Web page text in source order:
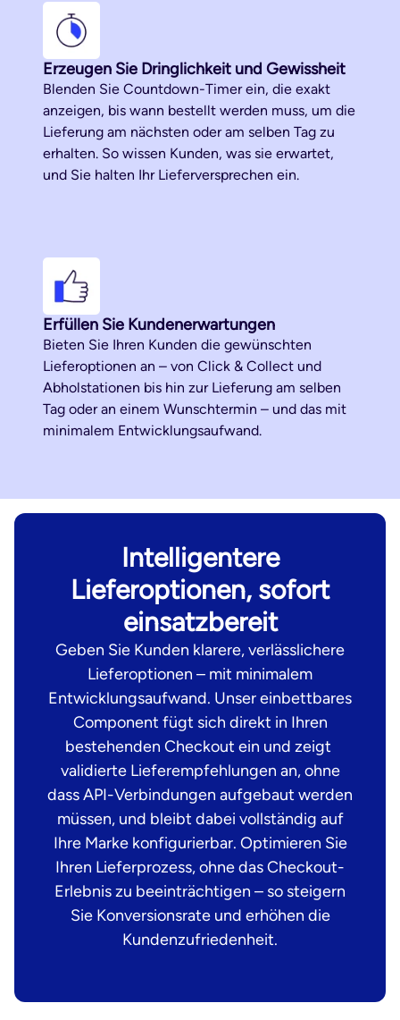
Erzeugen Sie Dringlichkeit und Gewissheit
Blenden Sie Countdown-Timer ein, die exakt
anzeigen, bis wann bestellt werden muss, um die
Lieferung am nächsten oder am selben Tag zu
erhalten. So wissen Kunden, was sie erwartet,
und Sie halten Ihr Lieferversprechen ein.
Erfüllen Sie Kundenerwartungen
Bieten Sie Ihren Kunden die gewünschten
Lieferoptionen an – von Click & Collect und
Abholstationen bis hin zur Lieferung am selben
Tag oder an einem Wunschtermin – und das mit
minimalem Entwicklungsaufwand.
Intelligentere
Lieferoptionen, sofort
einsatzbereit
Geben Sie Kunden klarere, verlässlichere
Lieferoptionen – mit minimalem
Entwicklungsaufwand. Unser einbettbares
Component fügt sich direkt in Ihren
bestehenden Checkout ein und zeigt
validierte Lieferempfehlungen an, ohne
dass API-Verbindungen aufgebaut werden
müssen, und bleibt dabei vollständig auf
Ihre Marke konfigurierbar. Optimieren Sie
Ihren Lieferprozess, ohne das Checkout-
Erlebnis zu beeinträchtigen – so steigern
Sie Konversionsrate und erhöhen die
Kundenzufriedenheit.